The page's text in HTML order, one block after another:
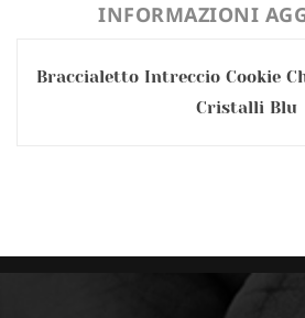
INFORMAZIONI
Braccialetto Intreccio Cookie
Cristalli Blu